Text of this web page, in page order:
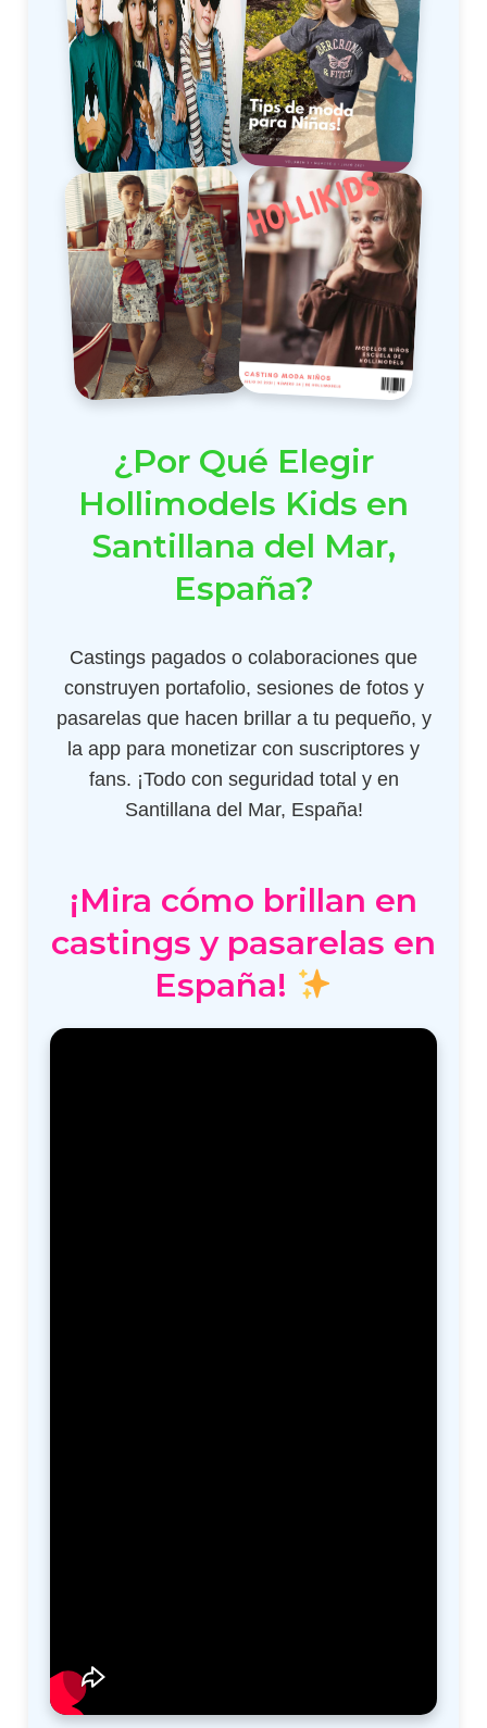
¿Por Qué Elegir
Hollimodels Kids en
Santillana del Mar,
España?
Castings pagados o colaboraciones que
construyen portafolio, sesiones de fotos y
pasarelas que hacen brillar a tu pequeño, y
la app para monetizar con suscriptores y
fans. ¡Todo con seguridad total y en
Santillana del Mar, España!
¡Mira cómo brillan en
castings y pasarelas en
España!